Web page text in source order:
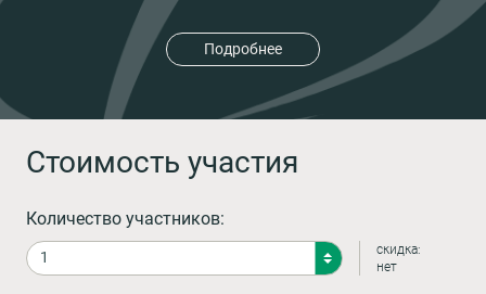
Подробнее
Стоимость участия
Количество участников:
скидка:
нет